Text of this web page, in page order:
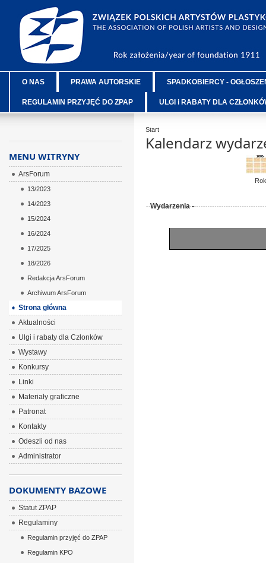
O NAS PRAWA AUTORSKIE SPADKOBIERCY -
REGULAMIN PRZYJĘĆ DO ZPAP ULGI i RABATY DLA
Start
Kalendarz
Rok
Wydarzenia -
MENU WITRYNY
ArsForum
13/2023
14/2023
15/2024
16/2024
17/2025
18/2026
Redakcja ArsForum
Archiwum ArsForum
Strona główna
Aktualności
Ulgi i rabaty dla Członków
Wystawy
Konkursy
Linki
Materiały graficzne
Patronat
Kontakty
Odeszli od nas
Administrator
DOKUMENTY BAZOWE
Statut ZPAP
Regulaminy
Regulamin przyjęć do ZPAP
Regulamin KPO